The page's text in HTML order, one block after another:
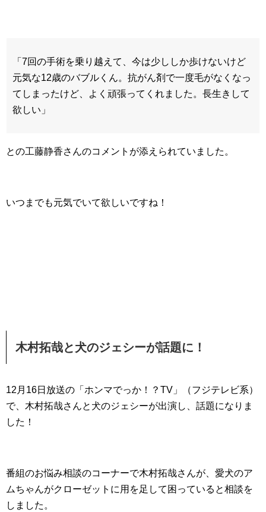
「7回の手術を乗り越えて、今は少ししか歩けないけど
元気な12歳のバブルくん。抗がん剤で一度毛がなくなっ
てしまったけど、よく頑張ってくれました。長生きして
欲しい」
との工藤静香さんのコメントが添えられていました。
いつまでも元気でいて欲しいですね！
木村拓哉と犬のジェシーが話題に！
12月16日放送の「ホンマでっか！？TV」（フジテレビ系）
で、木村拓哉さんと犬のジェシーが出演し、話題になりま
した！
番組のお悩み相談のコーナーで木村拓哉さんが、愛犬のア
ムちゃんがクローゼットに用を足して困っていると相談を
しました。